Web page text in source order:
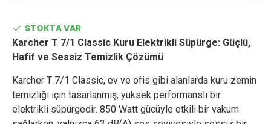
STOKTA VAR
Karcher T 7/1 Classic Kuru Elektrikli Süpürge: Güçlü,
Hafif ve Sessiz Temizlik Çözümü
Karcher T 7/1 Classic, ev ve ofis gibi alanlarda kuru zemin
temizliği için tasarlanmış, yüksek performanslı bir
elektrikli süpürgedir. 850 Watt gücüyle etkili bir vakum